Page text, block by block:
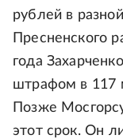
рублей в
Пресненского
года
штрафом в 117
Позже
этот срок. Он